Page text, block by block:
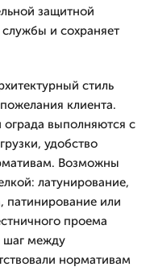
защитной
и сохраняет
стиль
клиента.
ограда выполняются с
удобство
Возможны
латунирование,
или
проема
шаг между
нормативам